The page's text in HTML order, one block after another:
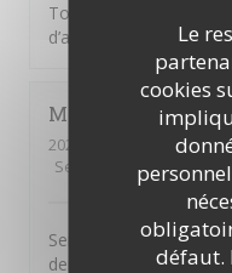
Le
cookies
défaut.
Tout était parfait
d’avoir CME à clichy
Marie jose D
2026-07-23
- 12:45 -
Service
/5 Ambiance:
Serveur aux petits
demande qu’à y revenir